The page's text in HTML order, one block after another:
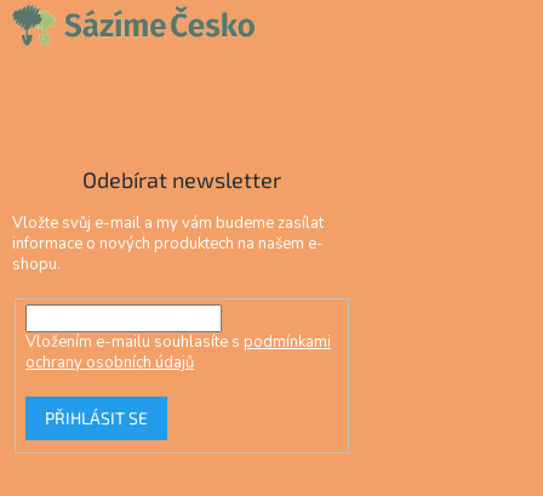
Odebírat newsletter
Vložte svůj e-mail a my vám budeme zasílat
informace o nových produktech na našem e-
shopu.
Vložením e-mailu souhlasíte s podmínkami
ochrany osobních údajů
PŘIHLÁSIT SE